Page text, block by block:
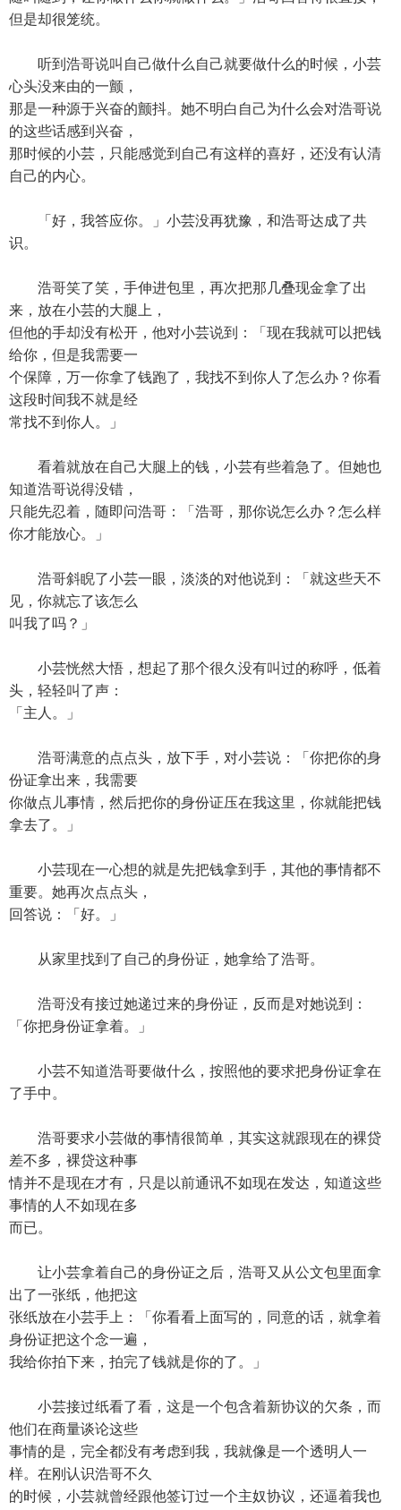
但是却很笼统。
听到浩哥说叫自己做什么自己就要做什么的时候，小芸
心头没来由的一颤，
那是一种源于兴奋的颤抖。她不明白自己为什么会对浩哥说
的这些话感到兴奋，
那时候的小芸，只能感觉到自己有这样的喜好，还没有认清
自己的内心。
「好，我答应你。」小芸没再犹豫，和浩哥达成了共
识。
浩哥笑了笑，手伸进包里，再次把那几叠现金拿了出
来，放在小芸的大腿上，
但他的手却没有松开，他对小芸说到：「现在我就可以把钱
给你，但是我需要一
个保障，万一你拿了钱跑了，我找不到你人了怎么办？你看
这段时间我不就是经
常找不到你人。」
看着就放在自己大腿上的钱，小芸有些着急了。但她也
知道浩哥说得没错，
只能先忍着，随即问浩哥：「浩哥，那你说怎么办？怎么样
你才能放心。」
浩哥斜睨了小芸一眼，淡淡的对他说到：「就这些天不
见，你就忘了该怎么
叫我了吗？」
小芸恍然大悟，想起了那个很久没有叫过的称呼，低着
头，轻轻叫了声：
「主人。」
浩哥满意的点点头，放下手，对小芸说：「你把你的身
份证拿出来，我需要
你做点儿事情，然后把你的身份证压在我这里，你就能把钱
拿去了。」
小芸现在一心想的就是先把钱拿到手，其他的事情都不
重要。她再次点点头，
回答说：「好。」
从家里找到了自己的身份证，她拿给了浩哥。
浩哥没有接过她递过来的身份证，反而是对她说到：
「你把身份证拿着。」
小芸不知道浩哥要做什么，按照他的要求把身份证拿在
了手中。
浩哥要求小芸做的事情很简单，其实这就跟现在的裸贷
差不多，裸贷这种事
情并不是现在才有，只是以前通讯不如现在发达，知道这些
事情的人不如现在多
而已。
让小芸拿着自己的身份证之后，浩哥又从公文包里面拿
出了一张纸，他把这
张纸放在小芸手上：「你看看上面写的，同意的话，就拿着
身份证把这个念一遍，
我给你拍下来，拍完了钱就是你的了。」
小芸接过纸看了看，这是一个包含着新协议的欠条，而
他们在商量谈论这些
事情的是，完全都没有考虑到我，我就像是一个透明人一
样。在刚认识浩哥不久
的时候，小芸就曾经跟他签订过一个主奴协议，还逼着我也